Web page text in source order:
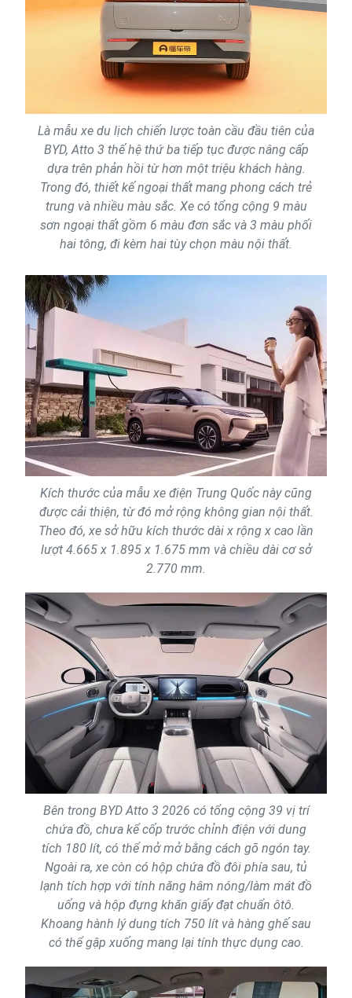
Là mẫu xe du lịch chiến lược toàn cầu đầu tiên của
BYD, Atto 3 thế hệ thứ ba tiếp tục được nâng cấp
dựa trên phản hồi từ hơn một triệu khách hàng.
Trong đó, thiết kế ngoại thất mang phong cách trẻ
trung và nhiều màu sắc. Xe có tổng cộng 9 màu
sơn ngoại thất gồm 6 màu đơn sắc và 3 màu phối
hai tông, đi kèm hai tùy chọn màu nội thất.
Kích thước của mẫu xe điện Trung Quốc này cũng
được cải thiện, từ đó mở rộng không gian nội thất.
Theo đó, xe sở hữu kích thước dài x rộng x cao lần
lượt 4.665 x 1.895 x 1.675 mm và chiều dài cơ sở
2.770 mm.
Bên trong BYD Atto 3 2026 có tổng cộng 39 vị trí
chứa đồ, chưa kể cốp trước chỉnh điện với dung
tích 180 lít, có thể mở mở bằng cách gõ ngón tay.
Ngoài ra, xe còn có hộp chứa đồ đôi phía sau, tủ
lạnh tích hợp với tính năng hâm nóng/làm mát đồ
uống và hộp đựng khăn giấy đạt chuẩn ôtô.
Khoang hành lý dung tích 750 lít và hàng ghế sau
có thể gập xuống mang lại tính thực dụng cao.